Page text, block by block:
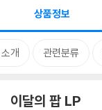
상품정보
개 관련분류
이달의 팝 LP